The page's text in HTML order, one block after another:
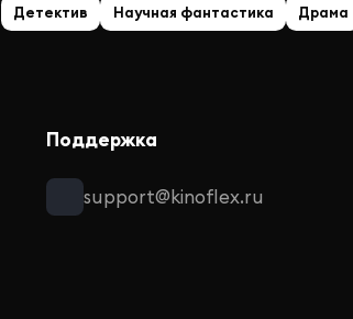
Детектив Научная фантастика Драма
Поддержка
support@kinoflex.ru